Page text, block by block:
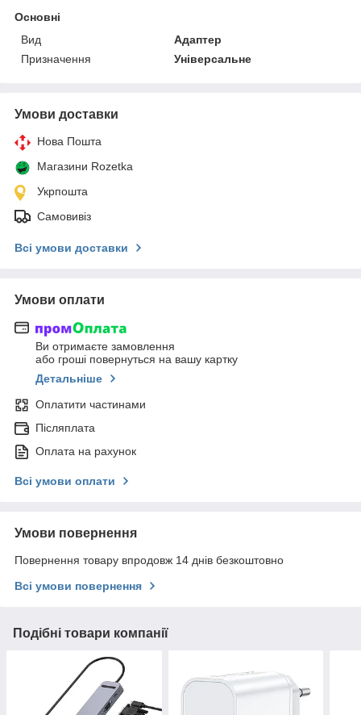
Основні
Вид
Адаптер
Призначення
Універсальне
Умови доставки
Нова Пошта
Магазини Rozetka
Укрпошта
Самовивіз
Всі умови доставки
Умови оплати
Ви отримаєте замовлення
або гроші повернуться на вашу картку
Детальніше
Оплатити частинами
Післяплата
Оплата на рахунок
Всі умови оплати
Умови повернення
Повернення товару впродовж 14 днів безкоштовно
Всі умови повернення
Подібні товари компанії